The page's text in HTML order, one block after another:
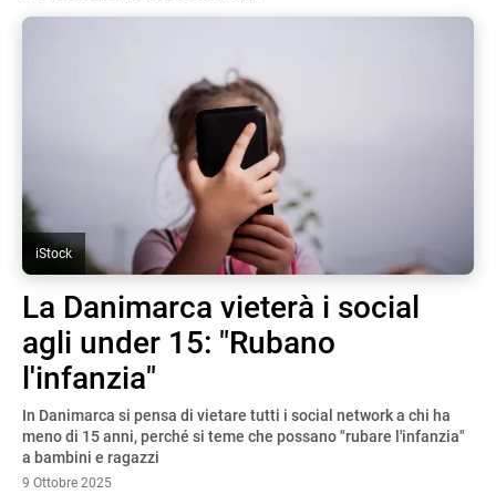
iStock
La Danimarca vieterà i social
agli under 15: "Rubano
l'infanzia"
In Danimarca si pensa di vietare tutti i social network a chi ha
meno di 15 anni, perché si teme che possano "rubare l'infanzia"
a bambini e ragazzi
9 Ottobre 2025